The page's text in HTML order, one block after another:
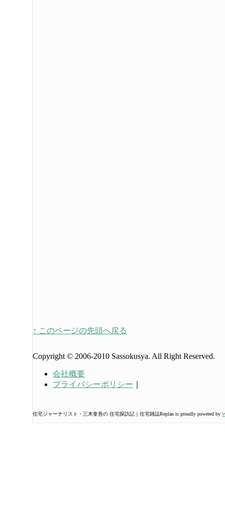
↑ このページの先頭へ戻る
Copyright © 2006-2010 Sassokusya. All Right Reserved.
会社概要
プライバシーポリシー
住宅ジャーナリスト・三木奎吾の 住宅探訪記｜住宅雑誌Replan is proudly powered by